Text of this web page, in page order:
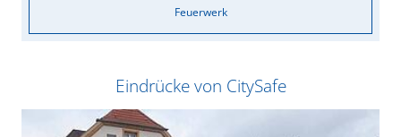
Feuerwerk
Eindrücke von CitySafe